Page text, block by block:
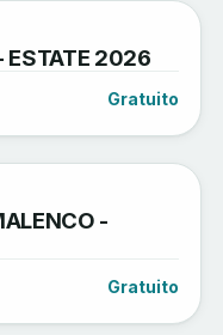
GEN
ESTATE 2026
Gratuito
-
Gratuito